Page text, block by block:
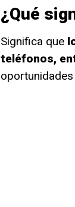
¿Qué
Significa que
teléfonos,